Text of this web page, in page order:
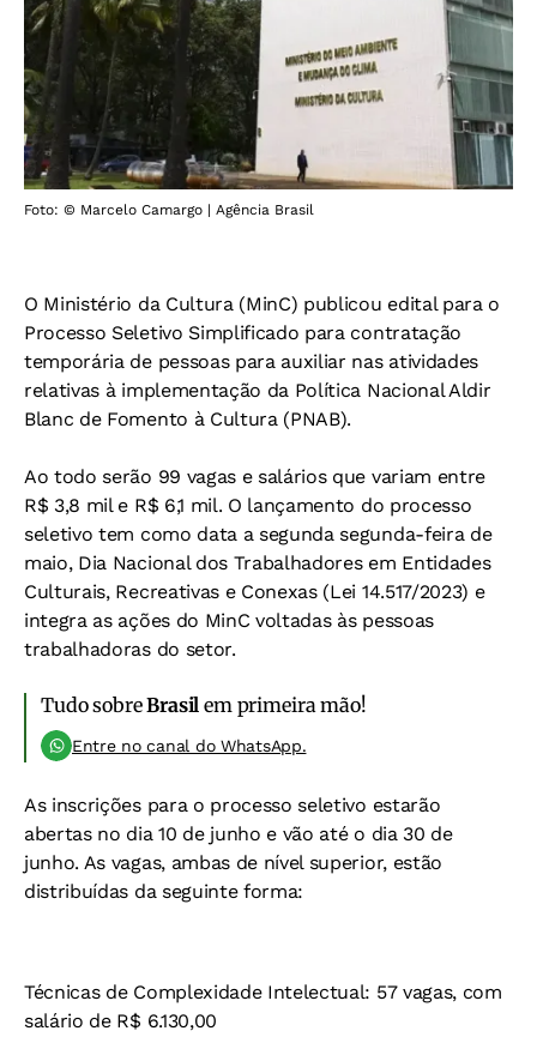
Foto: © Marcelo Camargo | Agência Brasil
O Ministério da Cultura (MinC) publicou edital para o
Processo Seletivo Simplificado para contratação
temporária de pessoas para auxiliar nas atividades
relativas à implementação da Política Nacional Aldir
Blanc de Fomento à Cultura (PNAB).
Ao todo serão 99 vagas e salários que variam entre
R$ 3,8 mil e R$ 6,1 mil. O lançamento do processo
seletivo tem como data a segunda segunda-feira de
maio, Dia Nacional dos Trabalhadores em Entidades
Culturais, Recreativas e Conexas (Lei 14.517/2023) e
integra as ações do MinC voltadas às pessoas
trabalhadoras do setor.
Tudo sobreBrasil em primeira mão!
Entre no canal do WhatsApp.
As inscrições para o processo seletivo estarão
abertas no dia 10 de junho e vão até o dia 30 de
junho. As vagas, ambas de nível superior, estão
distribuídas da seguinte forma:
Técnicas de Complexidade Intelectual: 57 vagas, com
salário de R$ 6.130,00